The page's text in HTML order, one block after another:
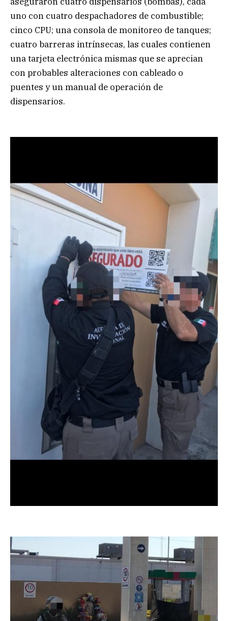
uno con cuatro despachadores de combustible;
cinco CPU; una consola de monitoreo de tanques;
cuatro barreras intrínsecas, las cuales contienen
una tarjeta electrónica mismas que se aprecian
con probables alteraciones con cableado o
puentes y un manual de operación de
dispensarios.